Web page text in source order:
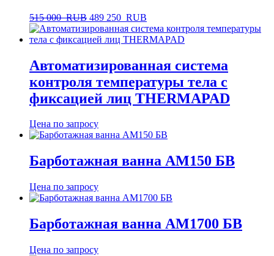
515 000RUB 489 250 RUB
Автоматизированная система
контроля температуры тела с
фиксацией лиц THERMAPAD
Цена по запросу
Барботажная ванна АМ150 БВ
Цена по запросу
Барботажная ванна АМ1700 БВ
Цена по запросу